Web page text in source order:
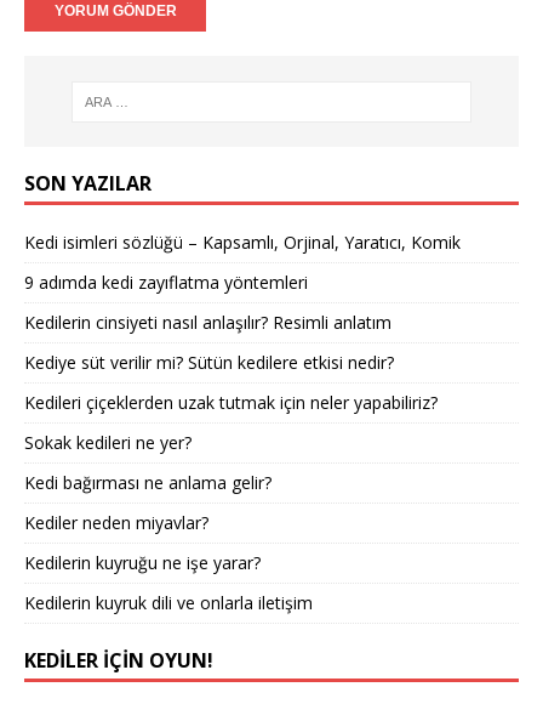
SON YAZILAR
Kedi isimleri sözlüğü – Kapsamlı, Orjinal, Yaratıcı, Komik
9 adımda kedi zayıflatma yöntemleri
Kedilerin cinsiyeti nasıl anlaşılır? Resimli anlatım
Kediye süt verilir mi? Sütün kedilere etkisi nedir?
Kedileri çiçeklerden uzak tutmak için neler yapabiliriz?
Sokak kedileri ne yer?
Kedi bağırması ne anlama gelir?
Kediler neden miyavlar?
Kedilerin kuyruğu ne işe yarar?
Kedilerin kuyruk dili ve onlarla iletişim
KEDILER IÇIN OYUN!